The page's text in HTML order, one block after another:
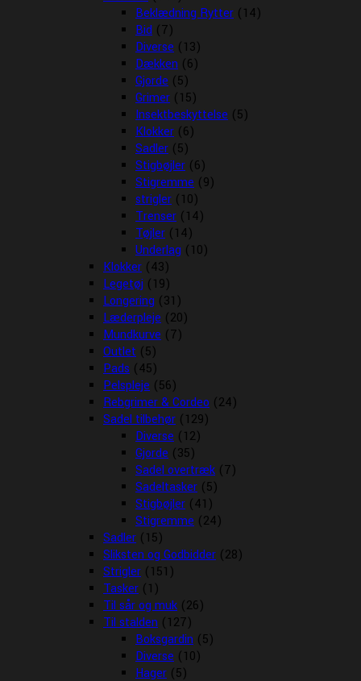
Beklædning Rytter (14)
Bid (7)
Diverse (13)
Dækken (6)
Gjorde (5)
Grimer (15)
Insektbeskyttelse (5)
Klokker (6)
Sadler (5)
Stigbøjler (6)
Stigremme (9)
strigler (10)
Trenser (14)
Tøjler (14)
Underlag (10)
Klokker (43)
Legetøj (19)
Longering (31)
Læderpleje (20)
Mundkurve (7)
Outlet (5)
Pads (45)
Pelspleje (56)
Rebgrimer & Cordeo (24)
Sadel tilbehør (129)
Diverse (12)
Gjorde (35)
Sadel overtræk (7)
Sadeltasker (5)
Stigbøjler (41)
Stigremme (24)
Sadler (15)
Sliksten og Godbidder (28)
Strigler (151)
Tasker (1)
Til sår og muk (26)
Til stalden (127)
Boksgardin (5)
Diverse (10)
Hager (5)